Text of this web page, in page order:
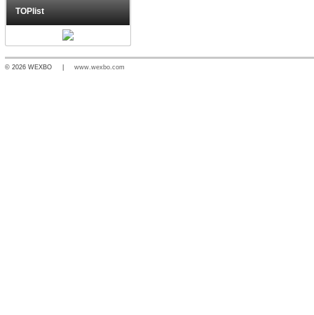
TOPlist
© 2026 WEXBO | www.wexbo.com